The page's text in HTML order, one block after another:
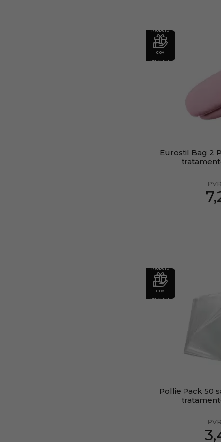
PRODUTO
COM
PRESENTE
Eurostil Bag 2
PRODUTO
COM
PRESENTE
Pollie Pack 50